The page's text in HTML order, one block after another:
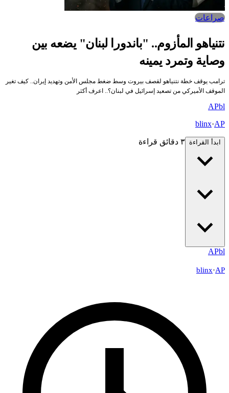
صراعات‎
نتنياهو المأزوم.. "باندورا لبنان" يضعه بين
وصاية وتمرد يمينه
ترامب يوقف خطة نتنياهو لقصف بيروت وسط ضغط مجلس الأمن وتهديد إيران.. كيف تغير
الموقف الأميركي من تصعيد إسرائيل في لبنان؟.. اعرف أكثر
APbl
AP
·
blinx
ابدأ القراءة
APbl
AP
·
blinx